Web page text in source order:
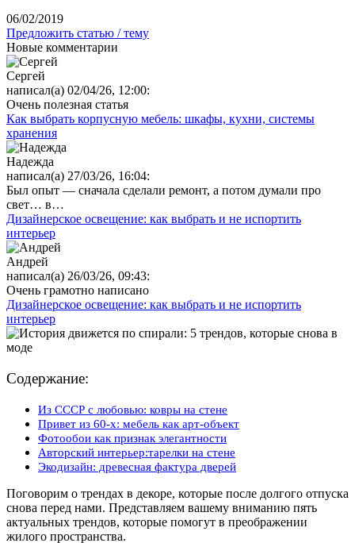
06/02/2019
Предложить статью / тему
Новые комментарии
Сергей
написал(а) 02/04/26, 12:00:
Очень полезная статья
Как выбрать корпусную мебель: шкафы, кухни, системы
хранения
Надежда
написал(а) 27/03/26, 16:04:
Был опыт — сначала сделали ремонт, а потом думали про
свет… в…
Дизайнерское освещение: как выбрать и не испортить
интерьер
Андрей
написал(а) 26/03/26, 09:43:
Очень грамотно написано
Дизайнерское освещение: как выбрать и не испортить
интерьер
Содержание:
Из СССР с любовью: ковры на стене
Привет из 60-х: мебель как арт-объект
Фотообои как признак элегантности
Авторский интерьер:тарелки на стене
Экодизайн: древесная фактура дверей
Поговорим о трендах в декоре, которые после долгого отпуска
снова перед нами. Представляем вашему вниманию пять
актуальных трендов, которые помогут в преображении
жилого пространства.